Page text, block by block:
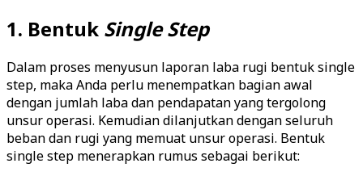
1. Bentuk Single Step
Dalam proses menyusun laporan laba rugi bentuk single
step, maka Anda perlu menempatkan bagian awal
dengan jumlah laba dan pendapatan yang tergolong
unsur operasi. Kemudian dilanjutkan dengan seluruh
beban dan rugi yang memuat unsur operasi. Bentuk
single step menerapkan rumus sebagai berikut: